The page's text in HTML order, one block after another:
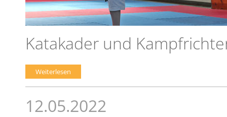
Katakader und
Weiterlesen
12.05.2022